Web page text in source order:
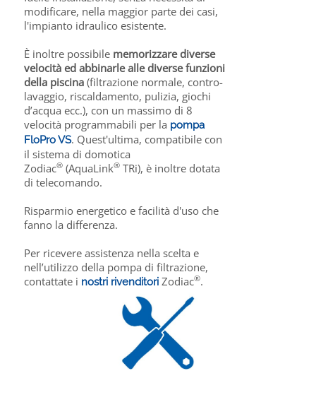
modificare, nella maggior parte dei casi,
l'impianto idraulico esistente.
È inoltre possibile memorizzare diverse
velocità ed abbinarle alle diverse funzioni
della piscina(filtrazione normale, contro-
lavaggio, riscaldamento, pulizia, giochi
d’acqua ecc.), con un massimo di 8
velocità programmabili per la pompa
FloPro VS. Quest'ultima, compatibile con
il sistema di domotica
Zodiac®(AquaLink®TRi), è inoltre dotata
di telecomando.
Risparmio energetico e facilità d'uso che
fanno la differenza.
Per ricevere assistenza nella scelta e
nell’utilizzo della pompa di filtrazione,
contattate i nostri rivenditoriZodiac®.